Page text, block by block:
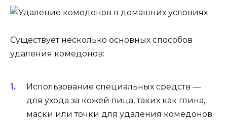
Существует несколько основных способов
удаления комедонов:
Использование специальных средств —
для ухода за кожей лица, таких как глина,
маски или точки для удаления комедонов.